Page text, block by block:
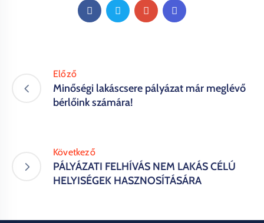
Előző
Minőségi lakáscsere pályázat már meglévő
bérlőink számára!
Következő
PÁLYÁZATI FELHÍVÁS NEM LAKÁS CÉLÚ
HELYISÉGEK HASZNOSÍTÁSÁRA